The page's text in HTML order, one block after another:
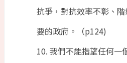
抗爭，對抗效率不彰、
要的政府。（p124)
10. 我們不能指望任何一